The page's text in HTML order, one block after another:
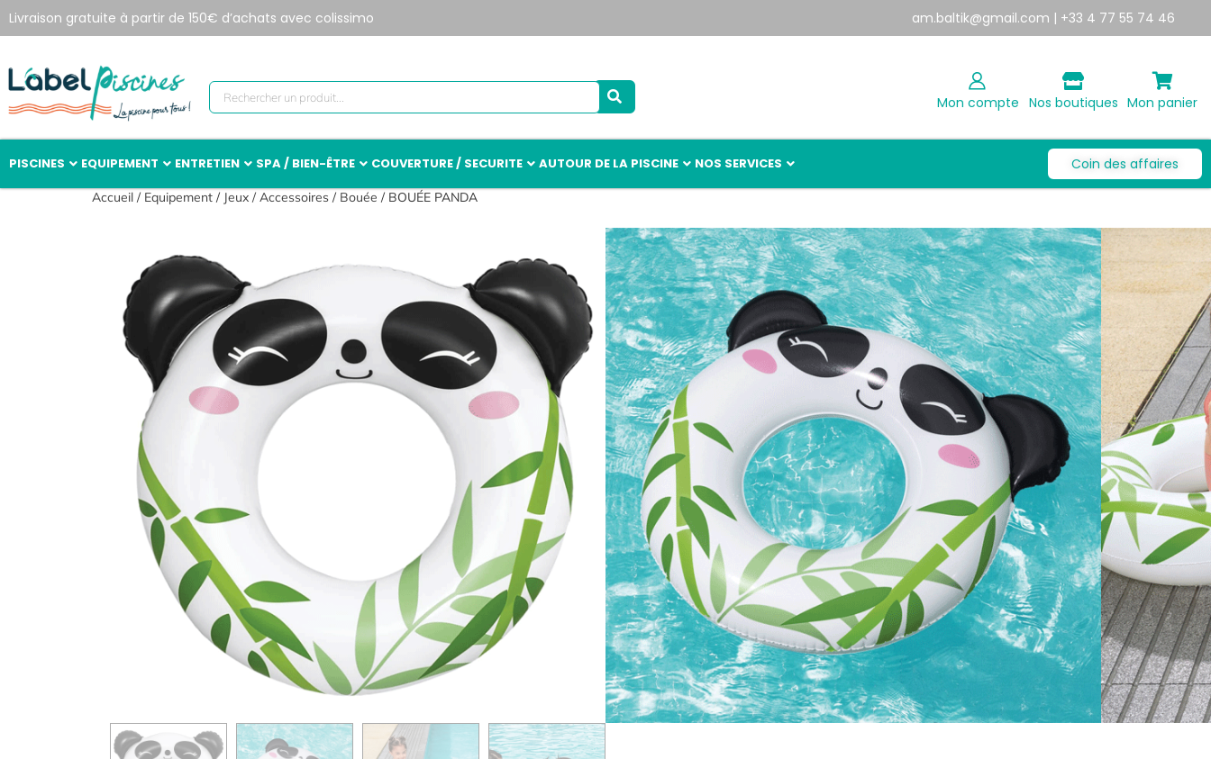
Livraison gratuite à partir de 150€ d’achats avec colissimo am.baltik@gmail.com | +33 4 77 55 74 46
Mon compte Nos boutiques Mon panier
PISCINES EQUIPEMENT ENTRETIEN SPA / BIEN-ÊTRE COUVERTURE / SECURITE AUTOUR DE LA PISCINE NOS SERVICES Coin des affaires
Accueil / Equipement / Jeux / Accessoires / Bouée / BOUÉE PANDA
BOUÉE PANDA
4,50€
Référence : Z-1 AR00815
En stock
Ajouter Au Panier